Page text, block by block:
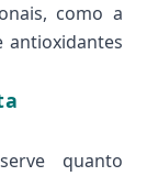
como a
quanto